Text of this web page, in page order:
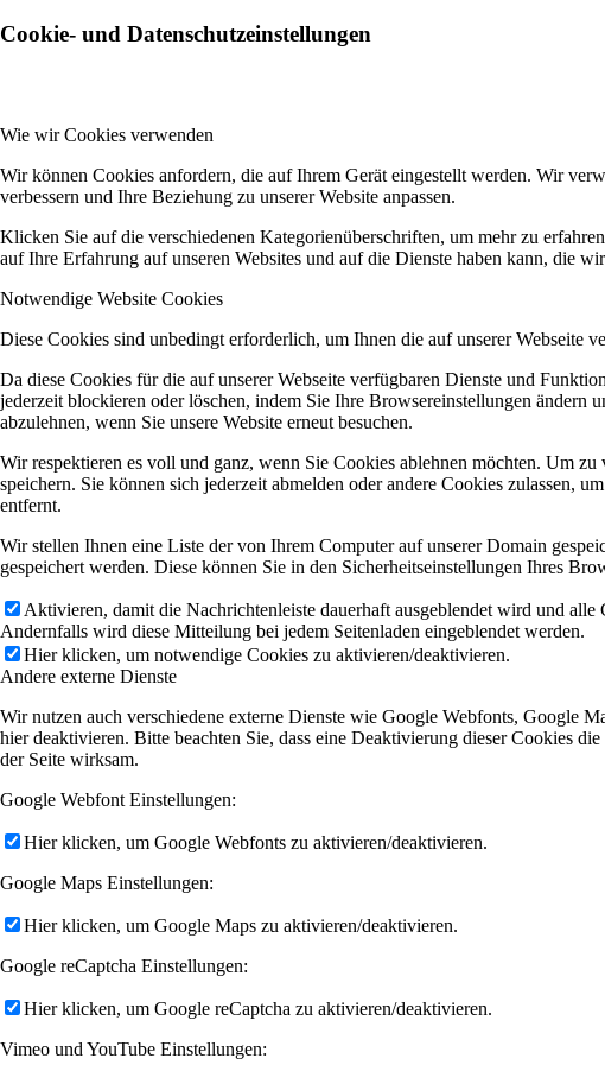
Cookie- und Datenschutzeinstellungen
Wie wir Cookies verwenden
Wir können Cookies anfordern, die auf Ihrem Gerät eingestellt werden. Wir
verbessern und Ihre Beziehung zu unserer Website anpassen.
Klicken Sie auf die verschiedenen Kategorienüberschriften, um mehr zu
auf Ihre Erfahrung auf unseren Websites und auf die Dienste haben kann, die
Notwendige Website Cookies
Diese Cookies sind unbedingt erforderlich, um Ihnen die auf unserer Webseite
Da diese Cookies für die auf unserer Webseite verfügbaren Dienste und
jederzeit blockieren oder löschen, indem Sie Ihre Browsereinstellungen
abzulehnen, wenn Sie unsere Website erneut besuchen.
Wir respektieren es voll und ganz, wenn Sie Cookies ablehnen möchten. Um
speichern. Sie können sich jederzeit abmelden oder andere Cookies zulassen,
entfernt.
Wir stellen Ihnen eine Liste der von Ihrem Computer auf unserer Domain
gespeichert werden. Diese können Sie in den Sicherheitseinstellungen Ihres
Aktivieren, damit die Nachrichtenleiste dauerhaft ausgeblendet wird und
Andernfalls wird diese Mitteilung bei jedem Seitenladen eingeblendet werden.
Hier klicken, um notwendige Cookies zu aktivieren/deaktivieren.
Andere externe Dienste
Wir nutzen auch verschiedene externe Dienste wie Google Webfonts, Google
hier deaktivieren. Bitte beachten Sie, dass eine Deaktivierung dieser Cookies
der Seite wirksam.
Google Webfont Einstellungen:
Hier klicken, um Google Webfonts zu aktivieren/deaktivieren.
Google Maps Einstellungen:
Hier klicken, um Google Maps zu aktivieren/deaktivieren.
Google reCaptcha Einstellungen:
Hier klicken, um Google reCaptcha zu aktivieren/deaktivieren.
Vimeo und YouTube Einstellungen: